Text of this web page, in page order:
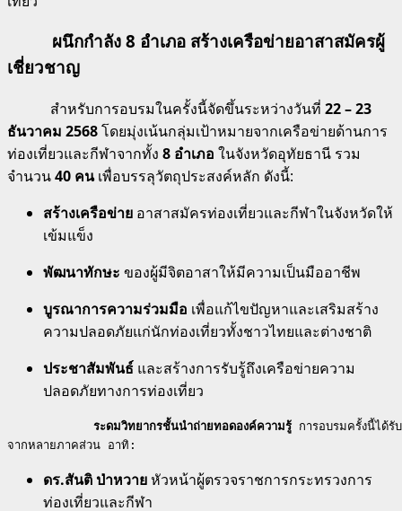
ผนึกกำลัง 8 อำเภอ สร้างเครือข่ายอาสาสมัครผู้
เชี่ยวชาญ
สำหรับการอบรมในครั้งนี้จัดขึ้นระหว่างวันที่ 22 – 23
ธันวาคม 2568โดยมุ่งเน้นกลุ่มเป้าหมายจากเครือข่ายด้านการ
ท่องเที่ยวและกีฬาจากทั้ง 8 อำเภอ ในจังหวัดอุทัยธานี รวม
จำนวน40 คน เพื่อบรรลุวัตถุประสงค์หลัก ดังนี้:
สร้างเครือข่าย อาสาสมัครท่องเที่ยวและกีฬาในจังหวัดให้
เข้มแข็ง
พัฒนาทักษะ ของผู้มีจิตอาสาให้มีความเป็นมืออาชีพ
บูรณาการความร่วมมือ เพื่อแก้ไขปัญหาและเสริมสร้าง
ความปลอดภัยแก่นักท่องเที่ยวทั้งชาวไทยและต่างชาติ
ประชาสัมพันธ์ และสร้างการรับรู้ถึงเครือข่ายความ
ปลอดภัยทางการท่องเที่ยว
ระดมวิทยากรชั้นนำถ่ายทอดองค์ความรู้ การอบรมครั้งนี้ได้รั
จากหลายภาคส่วน อาทิ :
ดร.สันติ ป่าหวายหัวหน้าผู้ตรวจราชการกระทรวงการ
ท่องเที่ยวและกีฬา